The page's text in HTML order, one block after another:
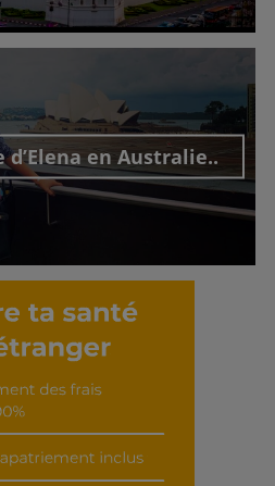
cet interview
en Australie..
cet interview